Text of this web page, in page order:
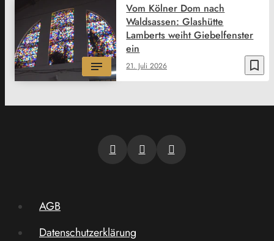
bookmark_border
21. Juli 2026
Vom Kölner Dom nach
Waldsassen: Glashütte
Lamberts weiht Giebelfenster
ein
AGB
Datenschutzerklärung